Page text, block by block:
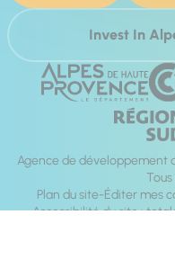
Invest In
Agence de développement
Plan du site Éditer mes
Accessibilité du site :